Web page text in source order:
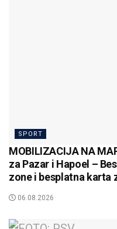
SPORT
MOBILIZACIJA NA
za Pazar i Hapoel –
zone i besplatna karta
06.08.2026